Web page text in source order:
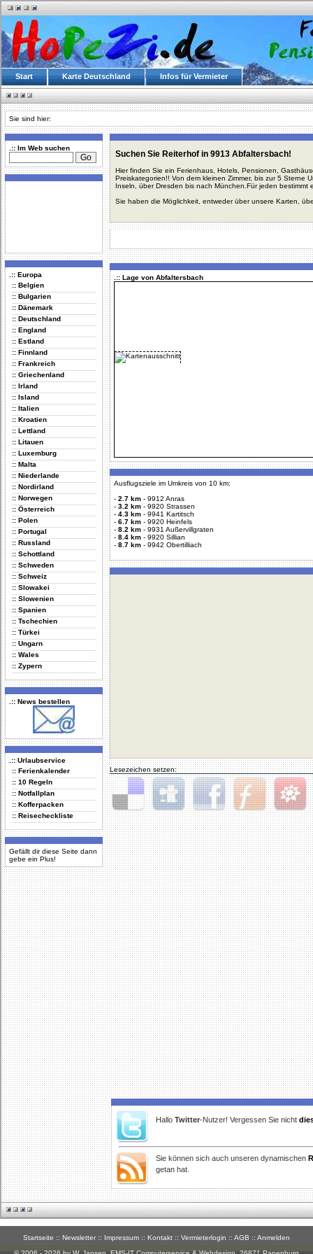
Start Karte Deutschland Infos für Vermieter
Sie sind hier:
.:: Im Web suchen
.:: Europa
:: Belgien
:: Bulgarien
:: Dänemark
:: Deutschland
:: England
:: Estland
:: Finnland
:: Frankreich
:: Griechenland
:: Irland
:: Island
:: Italien
:: Kroatien
:: Lettland
:: Litauen
:: Luxemburg
:: Malta
:: Niederlande
:: Nordirland
:: Norwegen
:: Österreich
:: Polen
:: Portugal
:: Russland
:: Schottland
:: Schweden
:: Schweiz
:: Slowakei
:: Slowenien
:: Spanien
:: Tschechien
:: Türkei
:: Ungarn
:: Wales
:: Zypern
.:: News bestellen
.:: Urlaubservice
:: Ferienkalender
:: 10 Regeln
:: Notfallplan
:: Kofferpacken
:: Reisecheckliste
Gefällt dir diese Seite dann
gebe ein Plus!
Suchen Sie Reiterhof in 9913 Abfaltersbach!
Hier finden Sie ein Ferienhaus, Hotels, Pensionen,
Preiskategorien!! Von dem kleinen Zimmer, bis zur 5 Sterne
Inseln, über Dresden bis nach München.Für jeden bestimmt
Sie haben die Möglichkeit, entweder über unsere Karten,
.:: Lage von Abfaltersbach
Ausflugsziele im Umkreis von 10 km:
- 2.7 km - 9912 Anras
- 3.2 km - 9920 Strassen
- 4.3 km - 9941 Kartitsch
- 6.7 km - 9920 Heinfels
- 8.2 km - 9931 Außervillgraten
- 8.4 km - 9920 Sillian
- 8.7 km - 9942 Obertilliach
Lesezeichen setzen:
Delicious Digg Facebook Furl StudiVZ
Hallo Twitter-Nutzer! Vergessen Sie nicht
Sie können sich auch unseren dynamischen
getan hat.
Startseite :: Newsletter :: Impressum :: Kontakt :: Vermieterlogin :: AGB :: Anmelden